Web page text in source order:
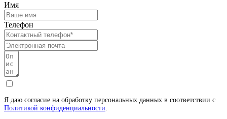
Имя
Телефон
Я даю согласие на обработку персональных данных в соответствии с
Политикой конфиденциальности.